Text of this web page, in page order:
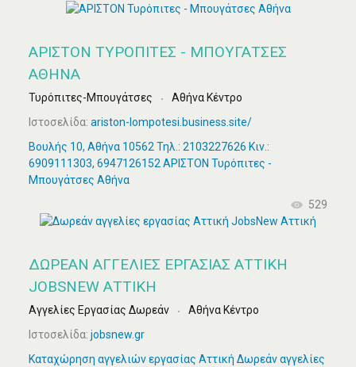
ΑΡΙΣΤΟΝ ΤΥΡΌΠΙΤΕΣ - ΜΠΟΥΓΆΤΣΕΣ
ΑΘΉΝΑ
Τυρόπιτες-Μπουγάτσες
Αθήνα Κέντρο
Ιστοσελίδα: ariston-lompotesi.business.site/
Βουλής 10, Αθήνα 10562 Τηλ.: 2103227626 Κιν.:
6909111303, 6947126152 ΑΡΙΣΤΟΝ Τυρόπιτες -
Μπουγάτσες Αθήνα
529
ΔΩΡΕΆΝ ΑΓΓΕΛΊΕΣ ΕΡΓΑΣΊΑΣ ΑΤΤΙΚΉ
JOBSNEW ΑΤΤΙΚΉ
Αγγελίες Εργασίας Δωρεάν
Αθήνα Κέντρο
Ιστοσελίδα: jobsnew.gr
Καταχώρηση αγγελιών εργασίας Αττική Δωρεάν αγγελίες